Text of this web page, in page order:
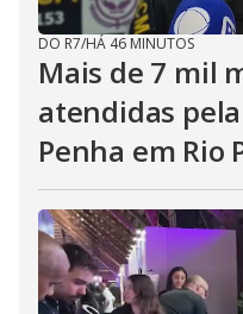
DO R7/HÁ 46 MINUTOS
Mais de 7 mil
atendidas
Penha em Rio